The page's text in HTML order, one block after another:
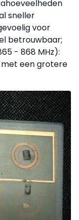
sneller
voor
betrouwbaar;
- 868 MHz):
een grotere